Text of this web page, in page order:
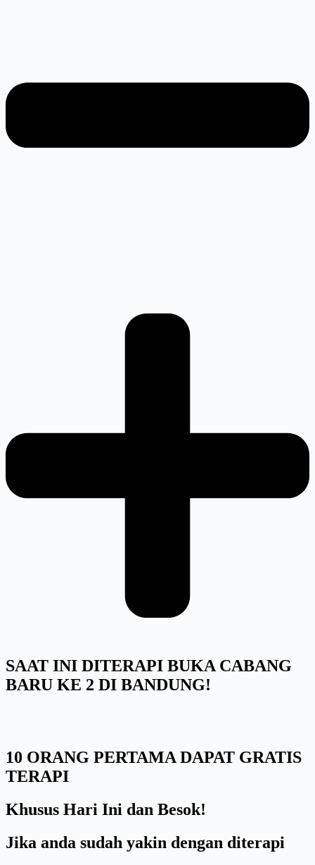
SAAT INI DITERAPI BUKA CABANG
BARU KE 2 DI BANDUNG!
10 ORANG PERTAMA DAPAT GRATIS
TERAPI
Khusus Hari Ini dan Besok!
Jika anda sudah yakin dengan diterapi